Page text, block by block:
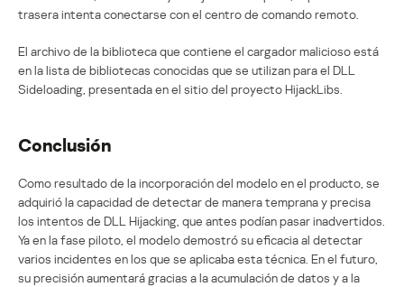
trasera intenta conectarse con el centro de comando remoto.
El archivo de la biblioteca que contiene el cargador malicioso está
en la lista de bibliotecas conocidas que se utilizan para el DLL
Sideloading, presentada en el sitio del proyecto HijackLibs.
Conclusión
Como resultado de la incorporación del modelo en el producto, se
adquirió la capacidad de detectar de manera temprana y precisa
los intentos de DLL Hijacking, que antes podían pasar inadvertidos.
Ya en la fase piloto, el modelo demostró su eficacia al detectar
varios incidentes en los que se aplicaba esta técnica. En el futuro,
su precisión aumentará gracias a la acumulación de datos y a la